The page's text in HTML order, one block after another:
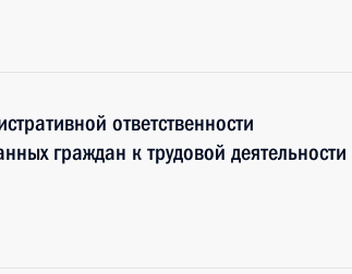
ответственности
граждан к трудовой деятельности